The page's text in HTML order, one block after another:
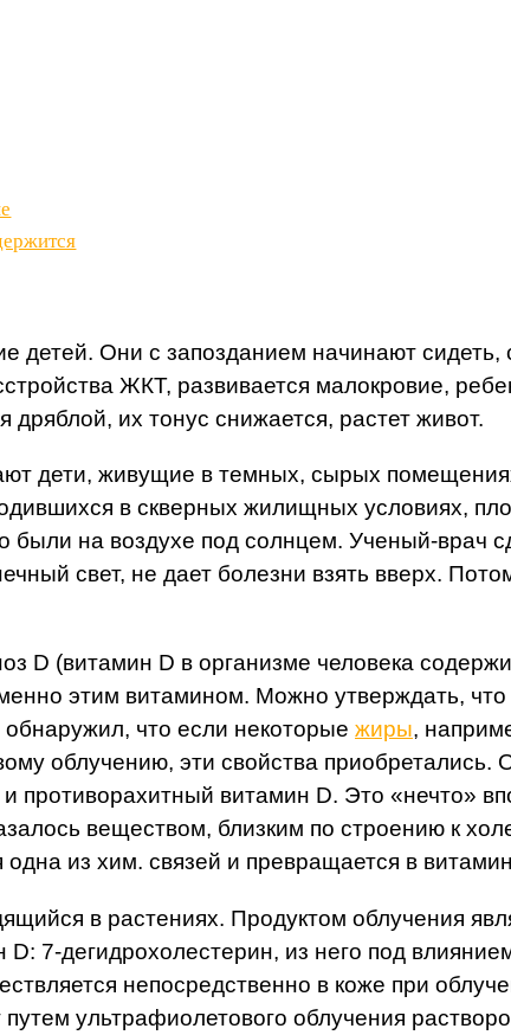
детей. Они с запозданием начинают
ЖКТ, развивается малокровие,
их тонус снижается, растет живот.
дети, живущие в темных, сырых
в скверных жилищных условиях,
были на воздухе под солнцем. Ученый-
свет, не дает болезни взять вверх.
D (витамин D в организме человека
этим витамином. Можно утверждать,
обнаружил, что если некоторые жиры,
облучению, эти свойства приобретались.
витамин D. Это «нечто»
веществом, близким по строению к
из хим. связей и превращается в
в растениях. Продуктом облучения
7-дегидрохолестерин, из него под
непосредственно в коже при
ультрафиолетового облучения